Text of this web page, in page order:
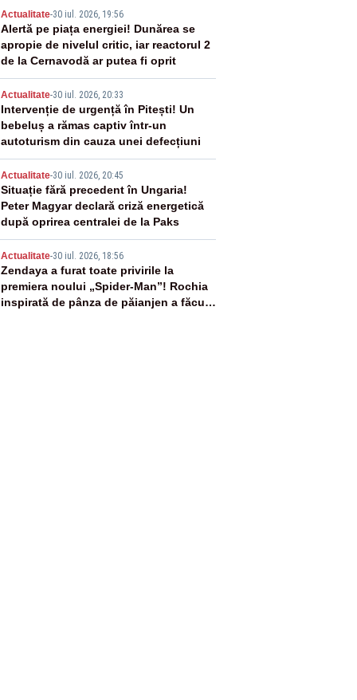
Actualitate-30 iul. 2026, 19:56
Alertă pe piața energiei! Dunărea se
apropie de nivelul critic, iar reactorul 2
de la Cernavodă ar putea fi oprit
Actualitate-30 iul. 2026, 20:33
Intervenție de urgență în Pitești! Un
bebeluș a rămas captiv într-un
autoturism din cauza unei defecțiuni
Actualitate-30 iul. 2026, 20:45
Situație fără precedent în Ungaria!
Peter Magyar declară criză energetică
după oprirea centralei de la Paks
Actualitate-30 iul. 2026, 18:56
Zendaya a furat toate privirile la
premiera noului „Spider-Man”! Rochia
inspirată de pânza de păianjen a făcut